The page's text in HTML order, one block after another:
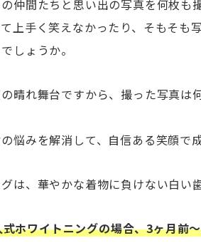
仲間たちと思い出の写真を何枚も
上手く笑えなかったり、そもそも
しょうか。
晴れ舞台ですから、撮った写真は
悩みを解消して、自信ある笑顔で
は、華やかな着物に負けない白い
ホワイトニングの場合、3ヶ月前